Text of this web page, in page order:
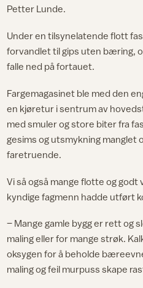
Petter Lunde.
Under en tilsynelatende flott
forvandlet til gips uten bæring,
falle ned på fortauet.
Fargemagasinet ble med den
en kjøretur i sentrum av
med smuler og store biter fra
gesims og utsmykning manglet
faretruende.
Vi så også mange flotte og
kyndige fagmenn hadde utført
– Mange gamle bygg er rett og
maling eller for mange strøk.
oksygen for å beholde
maling og feil murpuss skape